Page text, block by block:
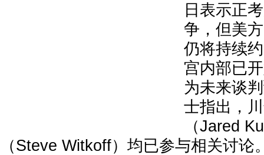
日表示正
争，但美
仍将持续
宫内部已
为未来谈
士指出，
（Jared
（Steve Witkoff）均已参与相关讨论